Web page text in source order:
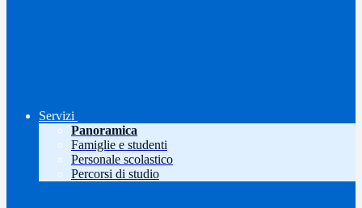
Servizi
Panoramica
Famiglie e studenti
Personale scolastico
Percorsi di studio